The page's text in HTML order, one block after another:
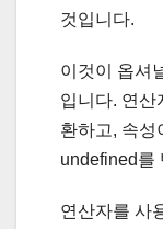
것입니다.
이것이 옵셔
입니다. 연산
환하고, 속성
undefined를
연산자를 사